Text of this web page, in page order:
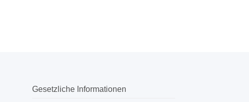
Gesetzliche Informationen